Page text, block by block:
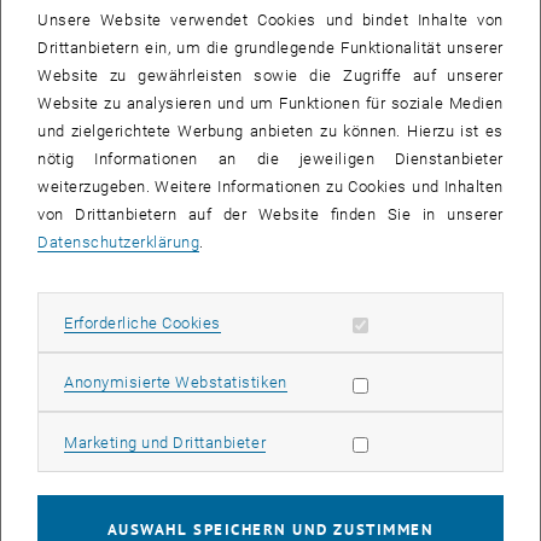
Dieses Konzept wurde bautechnologisch bisher kaum erforscht:
„Der Energiebedarf von Gebäuden lässt sich heute am Computer
sehr genau berechnen, besonders für Null- und Plus-Energie-Häuser
ist das wichtig. Für die Planung von begrünten Fassaden fehlten
bisher aber einfach verlässliche Daten und Simulationsmodelle“,
erklärt Azra Korjenic. Das möchte sie nun ändern: Durch die
Sammlung von Messdaten soll es möglich werden, für ein
bestimmtes Haus die energetisch optimale Lösung zu berechnen.
Auch die strittige Frage des Kosten-Nutzen-Verhältnisses möchte
Außerdem gibt es wichtige bautechnische Fragen, die noch geklärt
werden müssen, damit der Fassadenbewuchs eine optimierte
leistungsfähige, kostengünstige und dauerhafte Lösung für „Stadt
der Zukunft“ wird: Wie kann man die Tröge verankern, ohne
zusätzliche Wärmebrücken zu schaffen? In welche Fällen reichen
Schichtsystem, um den richtigen Effekt zu erzielen?
„Die Auswahl der Pflanzen spielt natürlich eine wichtige Rolle“,
Unsere Website verwendet Cookies und bindet Inhalte von
Drittanbietern ein, um die grundlegende Funktionalität unserer
Website zu gewährleisten sowie die Zugriffe auf unserer
Website zu analysieren und um Funktionen für soziale Medien
und zielgerichtete Werbung anbieten zu können. Hierzu ist es
nötig Informationen an die jeweiligen Dienstanbieter
weiterzugeben. Weitere Informationen zu Cookies und Inhalten
von Drittanbietern auf der Website finden Sie in unserer
Datenschutzerklärung.
Erforderliche Cookies Erforderliche Cookies zulassen
Anonymisierte WebstatistikenStatistik Cookies zulassen
Marketing und DrittanbieterMarketing Cookies zulassen
AUSWAHL SPEICHERN UND ZUSTIMMEN